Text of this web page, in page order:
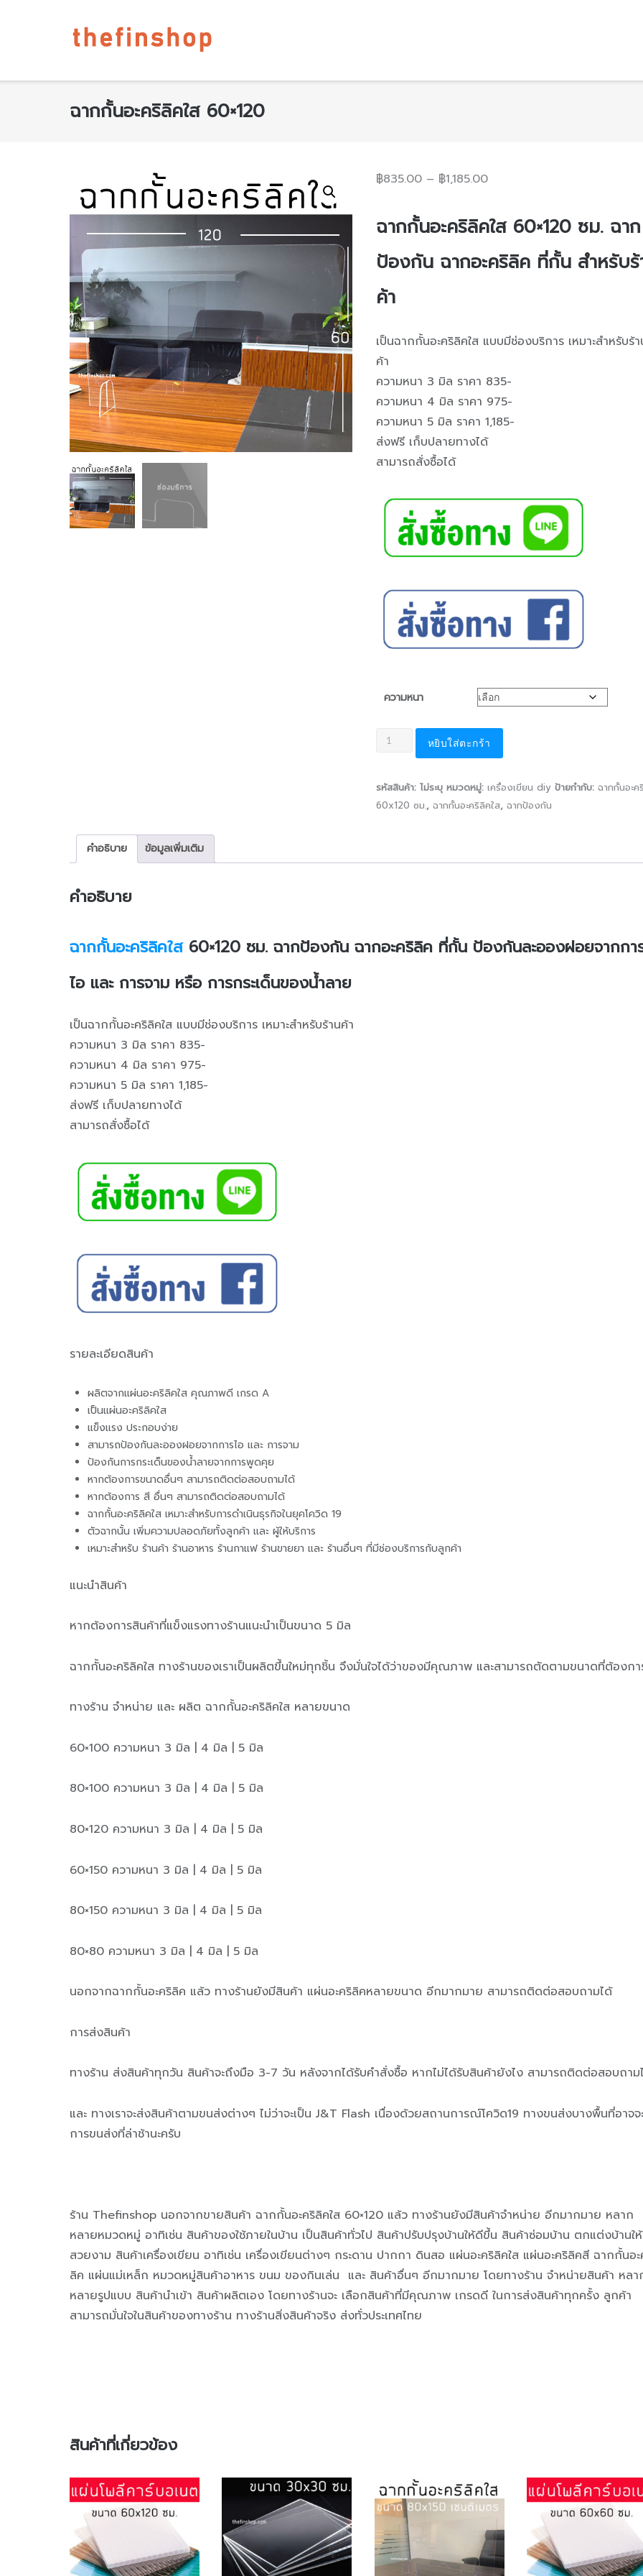
ฉากกั้นอะคริลิคใส 60×120
฿835.00 – ฿1,185.00
ฉากกั้นอะคริลิคใส60×120 ซม. ฉาก
ป้องกัน ฉากอะคริลิค ที่กั้น สำหรับร้
ค้า
เป็นฉากกั้นอะคริลิคใส แบบมีช่องบริการ เหมาะสำหรับร้
ค้า
ความหนา 3 มิล ราคา 835-
ความหนา 4 มิล ราคา 975-
ความหนา 5 มิล ราคา 1,185-
ส่งฟรี เก็บปลายทางได้
สามารถสั่งซื้อได้
ความหนา
หยิบใส่ตะกร้า
รหัสสินค้า:ไม่ระบุ หมวดหมู่:เครื่องเขียน diy ป้ายกำกับ:ฉากกั้นอะค
60x120 ซม.,ฉากกั้นอะคริลิคใส,ฉากป้องกัน
คำอธิบาย ข้อมูลเพิ่มเติม
คำอธิบาย
ฉากกั้นอะคริลิคใส60×120 ซม. ฉากป้องกัน ฉากอะคริลิค ที่กั้น ป้องกันละอองฝอยจากกา
ไอ และ การจาม หรือ การกระเด็นของน้ำลาย
เป็นฉากกั้นอะคริลิคใส แบบมีช่องบริการ เหมาะสำหรับร้านค้า
ความหนา 3 มิล ราคา 835-
ความหนา 4 มิล ราคา 975-
ความหนา 5 มิล ราคา 1,185-
ส่งฟรี เก็บปลายทางได้
สามารถสั่งซื้อได้
รายละเอียดสินค้า
ผลิตจากแผ่นอะคริลิคใส คุณภาพดี เกรด A
เป็นแผ่นอะคริลิคใส
แข็งแรง ประกอบง่าย
สามารถป้องกันละอองฝอยจากการไอ และ การจาม
ป้องกันการกระเด็นของน้ำลายจากการพูดคุย
หากต้องการขนาดอื่นๆ สามารถติดต่อสอบถามได้
หากต้องการ สี อื่นๆ สามารถติดต่อสอบถามได้
ฉากกั้นอะคริลิคใส เหมาะสำหรับการดำเนินธุรกิจในยุคโควิด 19
ตัวฉากนั้น เพิ่มความปลอดภัยทั้งลูกค้า และ ผู้ให้บริการ
เหมาะสำหรับ ร้านค้า ร้านอาหาร ร้านกาแฟ ร้านขายยา และ ร้านอื่นๆ ที่มีช่องบริการกับลูกค้า
แนะนำสินค้า
หากต้องการสินค้าที่แข็งแรงทางร้านแนะนำเป็นขนาด 5 มิล
ฉากกั้นอะคริลิคใส ทางร้านของเราเป็นผลิตขึ้นใหม่ทุกชิ้น จึงมั่นใจได้ว่าของมีคุณภาพ และสามารถตัดตามขนาดที่ต้องกา
ทางร้าน จำหน่าย และ ผลิต ฉากกั้นอะคริลิคใส หลายขนาด
60×100 ความหนา 3 มิล | 4 มิล | 5 มิล
80×100 ความหนา 3 มิล | 4 มิล | 5 มิล
80×120 ความหนา 3 มิล | 4 มิล | 5 มิล
60×150 ความหนา 3 มิล | 4 มิล | 5 มิล
80×150 ความหนา 3 มิล | 4 มิล | 5 มิล
80×80 ความหนา 3 มิล | 4 มิล | 5 มิล
นอกจากฉากกั้นอะคริลิค แล้ว ทางร้านยังมีสินค้า แผ่นอะคริลิคหลายขนาด อีกมากมาย สามารถติดต่อสอบถามได้
การส่งสินค้า
ทางร้าน ส่งสินค้าทุกวัน สินค้าจะถึงมือ 3-7 วัน หลังจากได้รับคำสั่งซื้อ หากไม่ได้รับสินค้ายังไง สามารถติดต่อสอบถาม
และ ทางเราจะส่งสินค้าตามขนส่งต่างๆ ไม่ว่าจะเป็น J&T Flash เนื่องด้วยสถานการณ์โควิด19 ทางขนส่งบางพื้นที่อาจจ
การขนส่งที่ล่าช้านะครับ
ร้าน Thefinshop นอกจากขายสินค้า ฉากกั้นอะคริลิคใส 60×120 แล้ว ทางร้านยังมีสินค้าจำหน่าย อีกมากมาย หลาก
หลายหมวดหมู่ อาทิเช่น สินค้าของใช้ภายในบ้าน เป็นสินค้าทั่วไป สินค้าปรับปรุงบ้านให้ดีขึ้น สินค้าซ่อมบ้าน ตกแต่งบ้านให้
สวยงาม สินค้าเครื่องเขียน อาทิเช่น เครื่องเขียนต่างๆ กระดาน ปากกา ดินสอ แผ่นอะคริลิคใส แผ่นอะคริลิคสี ฉากกั้นอะ
ลิค แผ่นแม่เหล็ก หมวดหมู่สินค้าอาหาร ขนม ของกินเล่น และ สินค้าอื่นๆ อีกมากมาย โดยทางร้าน จำหน่ายสินค้า หลา
หลายรูปแบบ สินค้านำเข้า สินค้าผลิตเอง โดยทางร้านจะ เลือกสินค้าที่มีคุณภาพ เกรดดี ในการส่งสินค้าทุกครั้ง ลูกค้า
สามารถมั่นใจในสินค้าของทางร้าน ทางร้านสิ่งสินค้าจริง ส่งทั่วประเทศไทย
สินค้าที่เกี่ยวข้อง